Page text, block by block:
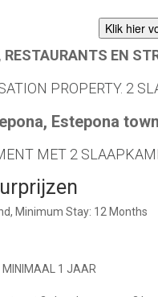
Klik hier
EN
PROPERTY. 2
Estepona
MET 2
Minimum Stay: 12 Months
MINIMAAL 1 JAAR